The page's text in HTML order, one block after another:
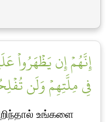
إِنَّهُمۡ إِن يَظۡهَرُواْ
فِي مِلَّتِهِمۡ وَلَن
உங்களை